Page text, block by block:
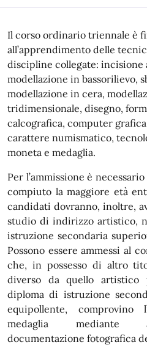
Il corso ordinario triennale è
all’apprendimento delle
discipline collegate: incisione
modellazione in bassorilievo,
modellazione in cera,
tridimensionale, disegno,
calcografica, computer
carattere numismatico,
moneta e medaglia.
Per l’ammissione è
compiuto la maggiore età
candidati dovranno, inoltre,
studio di indirizzo artistico,
istruzione secondaria
Possono essere ammessi al
che, in possesso di altro
diverso da quello
diploma di istruzione
equipollente, comprovino
medaglia mediante
documentazione fotografica